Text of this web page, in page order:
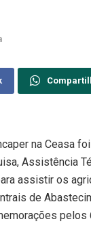
na Ceasa
Assistência
assistir os
de